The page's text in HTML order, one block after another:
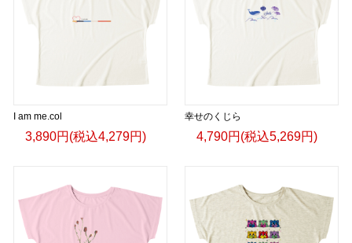
I am me.col
3,890円(税込4,279円)
幸せのくじら
4,790円(税込5,269円)